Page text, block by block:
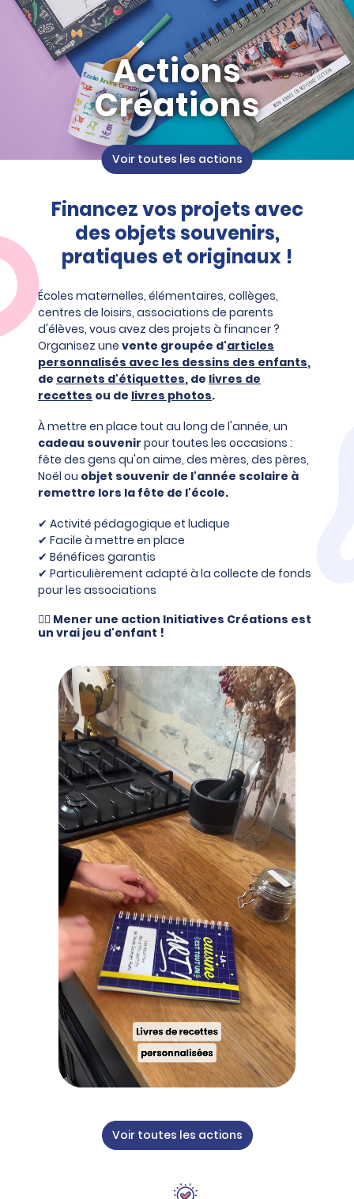
Actions
Créations
Voir toutes les actions
Financez vos projets avec
des objets souvenirs,
pratiques et originaux !
Écoles maternelles, élémentaires, collèges,
centres de loisirs, associations de parents
d'élèves, vous avez des projets à financer ?
Organisez une vente groupée d'articles
personnalisés avec les dessins des enfants,
de carnets d'étiquettes, de livres de
recettes ou de livres photos.
À mettre en place tout au long de l'année, un
cadeau souvenir pour toutes les occasions :
fête des gens qu'on aime, des mères, des pères,
Noël ou objet souvenir de l'année scolaire à
remettre lors la fête de l'école.
✔ Activité pédagogique et ludique
✔ Facile à mettre en place
✔ Bénéfices garantis
✔ Particulièrement adapté à la collecte de fonds
pour les associations
👍🏻 Mener une action Initiatives Créations est
un vrai jeu d'enfant !
Voir toutes les actions